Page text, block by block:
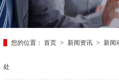
您的位置： 首页 > 新闻资讯 > 新闻
处